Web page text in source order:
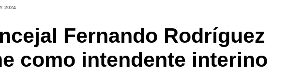
2024
Fernando Rodríguez
como intendente interino